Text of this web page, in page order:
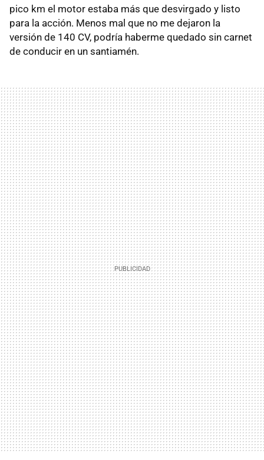
pico km el motor estaba más que desvirgado y listo
para la acción. Menos mal que no me dejaron la
versión de 140 CV, podría haberme quedado sin carnet
de conducir en un santiamén.